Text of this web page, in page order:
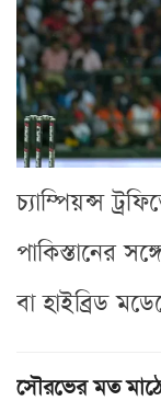
চ্যাম্পিয়ন্স
পাকিস্তানের
বা হাইব্রিড
সৌরভের মত